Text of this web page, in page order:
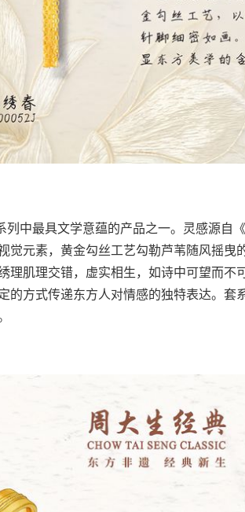
列中最具文学意蕴的产品之一。灵感源自
觉元素，黄金勾丝工艺勾勒芦苇随风摇曳
理肌理交错，虚实相生，如诗中可望而不
的方式传递东方人对情感的独特表达。套